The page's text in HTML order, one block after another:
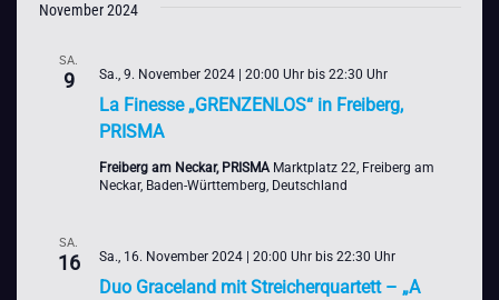
November 2024
SA.
9
La Finesse „GRENZENLOS“ in Freiberg,
PRISMA
Sa., 9. November 2024 | 20:00 Uhrbis 22:30 Uhr
Freiberg am Neckar, PRISMA Marktplatz 22, Freiberg am
Neckar, Baden-Württemberg, Deutschland
SA.
16
Duo Graceland mit Streicherquartett – „A
Sa., 16. November 2024 | 20:00 Uhrbis 22:30 Uhr